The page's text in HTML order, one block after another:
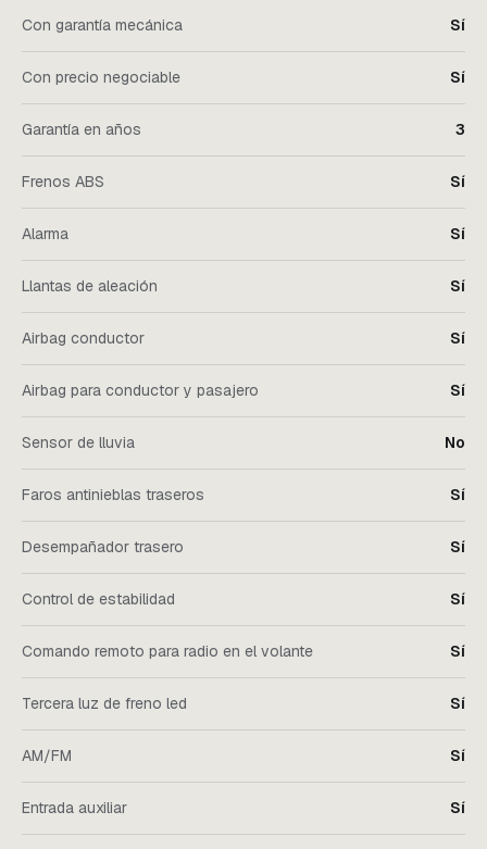
Con garantía mecánica Sí
Con precio negociable Sí
Garantía en años 3
Frenos ABS Sí
Alarma Sí
Llantas de aleación Sí
Airbag conductor Sí
Airbag para conductor y pasajero Sí
Sensor de lluvia No
Faros antinieblas traseros Sí
Desempañador trasero Sí
Control de estabilidad Sí
Comando remoto para radio en el volante Sí
Tercera luz de freno led Sí
AM/FM Sí
Entrada auxiliar Sí